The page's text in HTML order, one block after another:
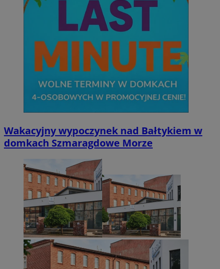
Wakacyjny wypoczynek nad Bałtykiem w
domkach Szmaragdowe Morze